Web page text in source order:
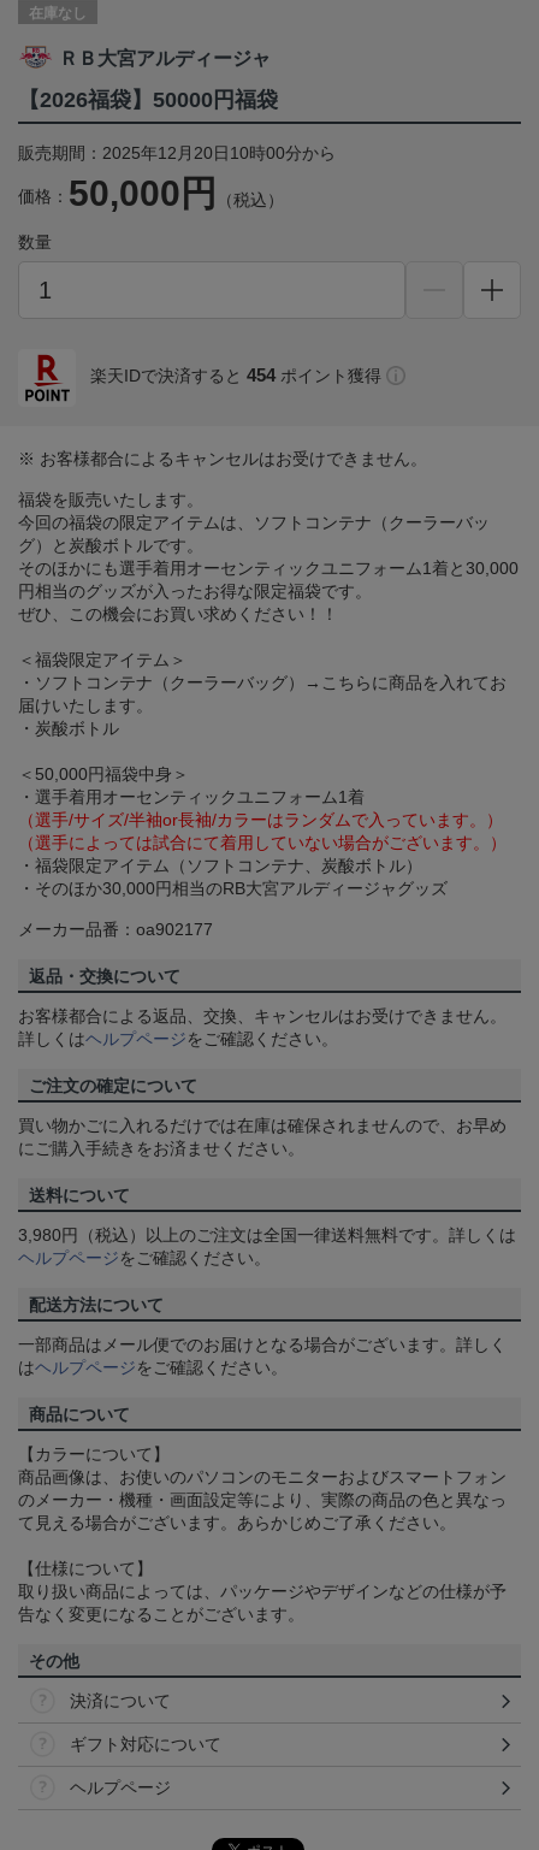
在庫なし
ＲＢ大宮アルディージャ
【2026福袋】50000円福袋
販売期間：2025年12月20日10時00分から
価格： 50,000円 （税込）
数量
楽天IDで決済すると 454 ポイント獲得
※ お客様都合によるキャンセルはお受けできません。
福袋を販売いたします。
今回の福袋の限定アイテムは、ソフトコンテナ（クーラーバッ
グ）と炭酸ボトルです。
そのほかにも選手着用オーセンティックユニフォーム1着と30,000
円相当のグッズが入ったお得な限定福袋です。
ぜひ、この機会にお買い求めください！！
＜福袋限定アイテム＞
・ソフトコンテナ（クーラーバッグ）→こちらに商品を入れてお
届けいたします。
・炭酸ボトル
＜50,000円福袋中身＞
・選手着用オーセンティックユニフォーム1着
（選手/サイズ/半袖or長袖/カラーはランダムで入っています。）
（選手によっては試合にて着用していない場合がございます。）
・福袋限定アイテム（ソフトコンテナ、炭酸ボトル）
・そのほか30,000円相当のRB大宮アルディージャグッズ
メーカー品番：oa902177
返品・交換について
お客様都合による返品、交換、キャンセルはお受けできません。
詳しくはヘルプページをご確認ください。
ご注文の確定について
買い物かごに入れるだけでは在庫は確保されませんので、お早め
にご購入手続きをお済ませください。
送料について
3,980円（税込）以上のご注文は全国一律送料無料です。詳しくは
ヘルプページをご確認ください。
配送方法について
一部商品はメール便でのお届けとなる場合がございます。詳しく
はヘルプページをご確認ください。
商品について
【カラーについて】
商品画像は、お使いのパソコンのモニターおよびスマートフォン
のメーカー・機種・画面設定等により、実際の商品の色と異なっ
て見える場合がございます。あらかじめご了承ください。
【仕様について】
取り扱い商品によっては、パッケージやデザインなどの仕様が予
告なく変更になることがございます。
その他
決済について
ギフト対応について
ヘルプページ